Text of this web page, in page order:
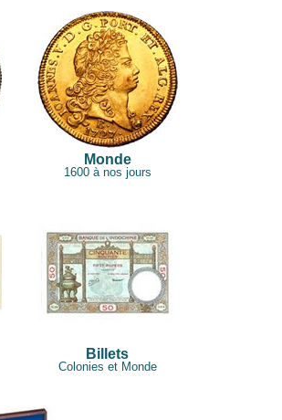
Monde
1600 à nos jours
Billets
Colonies et Monde